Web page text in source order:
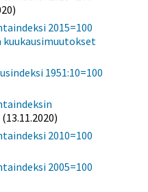
2015=100
1951:10=100
(13.11.2020)
2010=100
2005=100